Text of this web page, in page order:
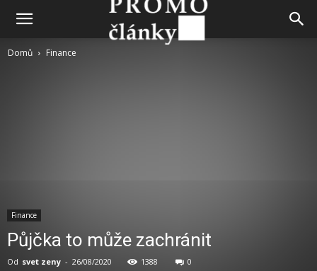
Domů Finance
Finance
Půjčka to může zachránit
Od svet zeny - 26/08/2020 1388 0